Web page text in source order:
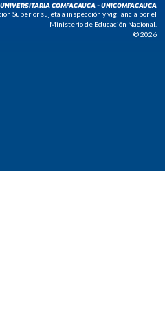
COMFACAUCA - UNICOMFACAUCA
Superior sujeta a inspección y vigilancia por el
Ministerio de Educación Nacional.
© 2026